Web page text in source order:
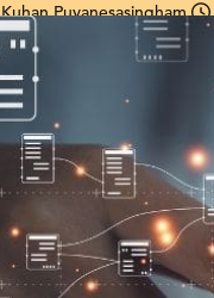
Kuhan Puvanesasingham